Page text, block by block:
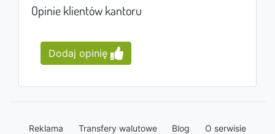
Opinie klientów kantoru
Dodaj opinię
Reklama Transfery walutowe Blog O serwisie